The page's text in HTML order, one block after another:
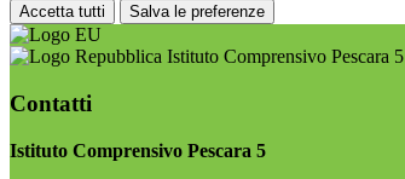
Accetta tutti Salva le preferenze
Istituto Comprensivo Pescara 5
Contatti
Istituto Comprensivo Pescara 5